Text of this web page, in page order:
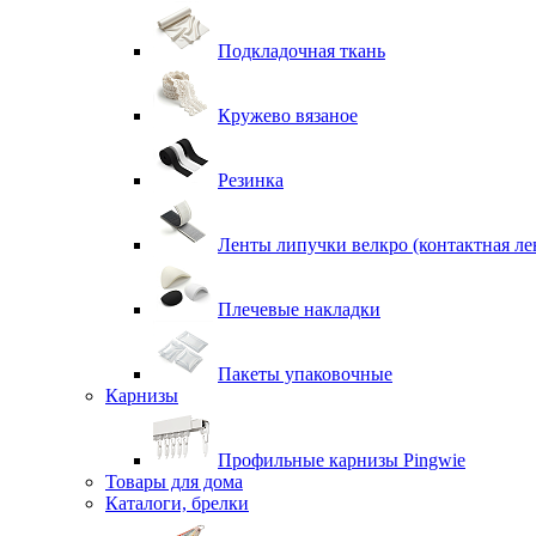
Подкладочная ткань
Кружево вязаное
Резинка
Ленты липучки велкро (контактная
Плечевые накладки
Пакеты упаковочные
Карнизы
Профильные карнизы Pingwie
Товары для дома
Каталоги, брелки